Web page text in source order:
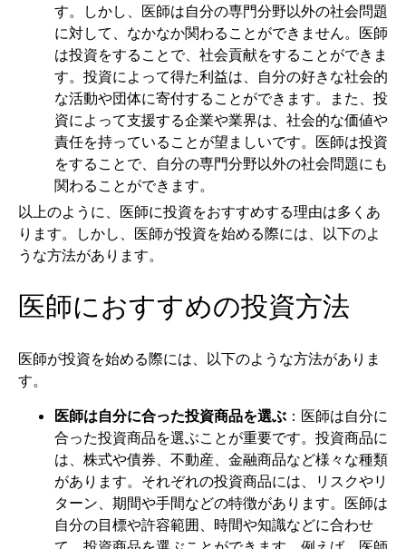
す。しかし、医師は自分の専門分野以外の社会問題
に対して、なかなか関わることができません。医師
は投資をすることで、社会貢献をすることができま
す。投資によって得た利益は、自分の好きな社会的
な活動や団体に寄付することができます。また、投
資によって支援する企業や業界は、社会的な価値や
責任を持っていることが望ましいです。医師は投資
をすることで、自分の専門分野以外の社会問題にも
関わることができます。
以上のように、医師に投資をおすすめする理由は多くあ
ります。しかし、医師が投資を始める際には、以下のよ
うな方法があります。
医師におすすめの投資方法
医師が投資を始める際には、以下のような方法がありま
す。
医師は自分に合った投資商品を選ぶ ：医師は自分に
合った投資商品を選ぶことが重要です。投資商品に
は、株式や債券、不動産、金融商品など様々な種類
があります。それぞれの投資商品には、リスクやリ
ターン、期間や手間などの特徴があります。医師は
自分の目標や許容範囲、時間や知識などに合わせ